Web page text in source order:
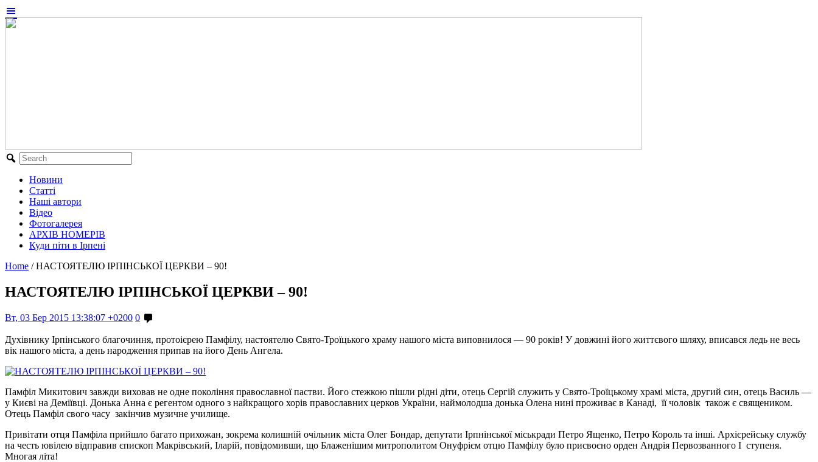
Новини
Статті
Наші автори
Відео
Фотогалерея
АРХІВ НОМЕРІВ
Куди піти в Ірпені
Home / НАСТОЯТЕЛЮ ІРПІНСЬКОЇ ЦЕРКВИ – 90!
НАСТОЯТЕЛЮ ІРПІНСЬКОЇ ЦЕРКВИ – 90!
Вт, 03 Бер 2015 13:38:07 +0200 0
Духівнику Ірпінського благочиння, протоієрею Памфілу, настоятелю Свято-Троїцького храму нашого міста виповнилося — 90 років! У довжині його життєвого шляху, вписався ледь не весь
вік нашого міста, а день народження припав на його День Ангела.
Памфіл Микитович завжди виховав не одне покоління православної пастви. Його стежкою пішли рідні діти, отець Сергій служить у Свято-Троїцькому храмі міста, другий син, отець Василь —
у Києві на Деміївці. Донька Анна є регентом одного з найкращого хорів православних церков України, наймолодша донька Олена нині проживає в Канаді, її чоловік також є священиком.
Отець Памфіл свого часу закінчив музичне училище.
Привітати отця Памфіла прийшло багато прихожан, зокрема колишній очільник міста Олег Бондар, депутати Ірпнінської міськради Петро Ященко, Петро Король та інші. Архієрейську службу
на честь ювілею відправив єпископ Макрівський, Іларій, повідомивши, що Блаженішим митрополитом Онуфрієм отцю Памфілу було присвоєно орден Андрія Первозванного I ступеня.
Многая літа!